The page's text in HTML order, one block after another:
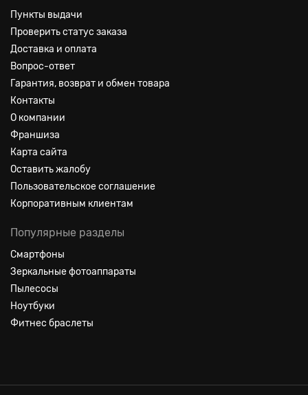
Пункты выдачи
Проверить статус заказа
Доставка и оплата
Вопрос-ответ
Гарантия, возврат и обмен товара
Контакты
О компании
Франшиза
Карта сайта
Оставить жалобу
Пользовательское соглашение
Корпоративным клиентам
Популярные разделы
Смартфоны
Зеркальные фотоаппараты
Пылесосы
Ноутбуки
Фитнес браслеты